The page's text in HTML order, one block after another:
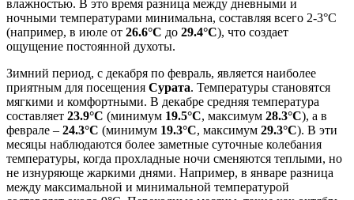
влажностью. В это время разница между дневными и
ночными температурами минимальна, составляя всего 2-3°C
(например, в июле от 26.6°C до 29.4°C), что создает
ощущение постоянной духоты.
Зимний период, с декабря по февраль, является наиболее
приятным для посещения Сурата. Температуры становятся
мягкими и комфортными. В декабре средняя температура
составляет 23.9°C (минимум 19.5°C, максимум 28.3°C), а в
феврале – 24.3°C (минимум 19.3°C, максимум 29.3°C). В эти
месяцы наблюдаются более заметные суточные колебания
температуры, когда прохладные ночи сменяются теплыми, но
не изнуряюще жаркими днями. Например, в январе разница
между максимальной и минимальной температурой